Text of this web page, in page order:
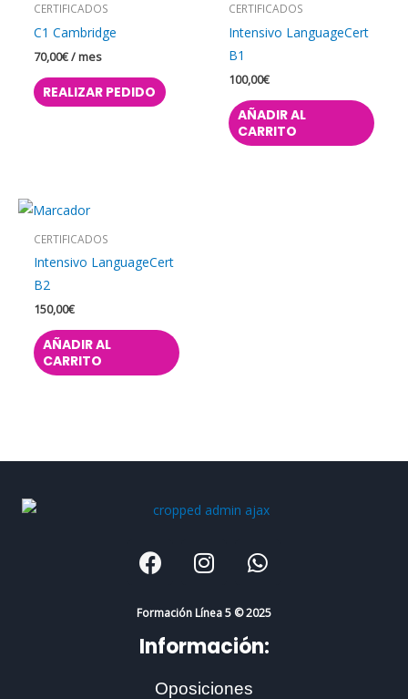
CERTIFICADOS
C1 Cambridge
70,00€/ mes
REALIZAR PEDIDO
CERTIFICADOS
Intensivo LanguageCert
B1
100,00€
AÑADIR AL
CARRITO
CERTIFICADOS
Intensivo LanguageCert
B2
150,00€
AÑADIR AL
CARRITO
F
a
e
b
o
o
I
n
t
a
g
r
W
h
t
s
a
Formación Línea 5 © 2025
Información:
Oposiciones